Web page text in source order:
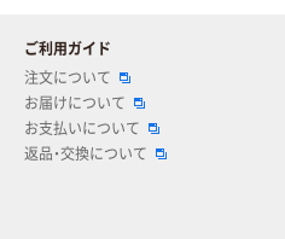
ご利用ガイド
注文について
お届けについて
お支払いについて
返品・交換について